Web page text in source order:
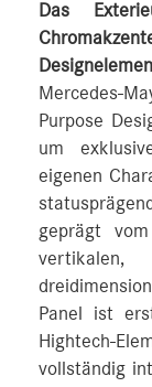
Das
Mercedes-
Purpose
um
eigenen
geprägt
Panel ist
Hightech-
vollständig